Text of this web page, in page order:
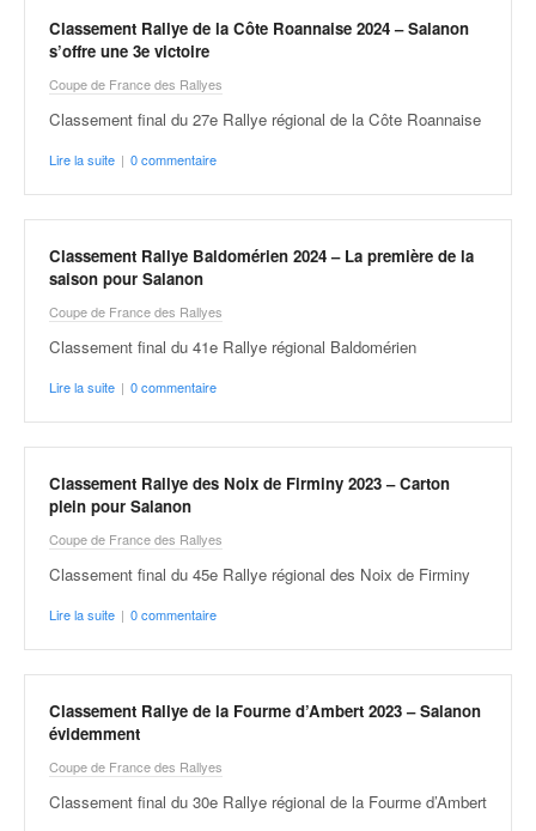
Classement Rallye de la Côte Roannaise 2024 – Salanon
s’offre une 3e victoire
Coupe de France des Rallyes
Classement final du 27e Rallye régional de la Côte Roannaise
Lire la suite | 0 commentaire
Classement Rallye Baldomérien 2024 – La première de la
saison pour Salanon
Coupe de France des Rallyes
Classement final du 41e Rallye régional Baldomérien
Lire la suite | 0 commentaire
Classement Rallye des Noix de Firminy 2023 – Carton
plein pour Salanon
Coupe de France des Rallyes
Classement final du 45e Rallye régional des Noix de Firminy
Lire la suite | 0 commentaire
Classement Rallye de la Fourme d’Ambert 2023 – Salanon
évidemment
Coupe de France des Rallyes
Classement final du 30e Rallye régional de la Fourme d’Ambert